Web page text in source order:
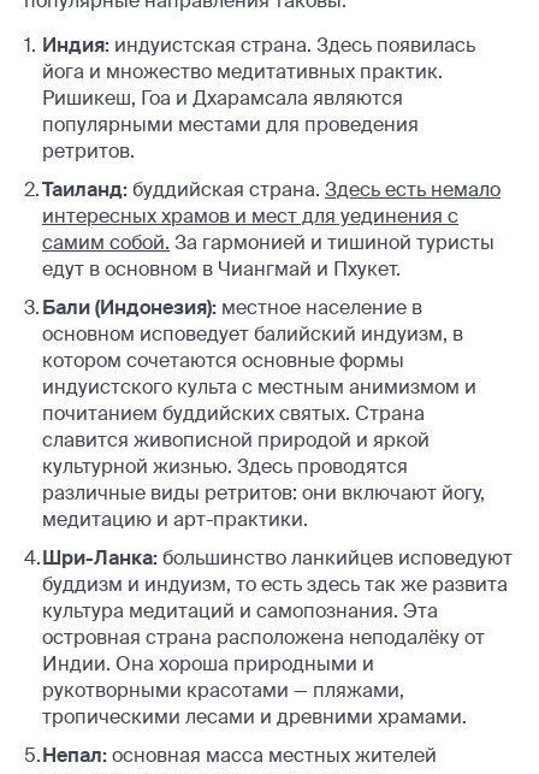
Индия: индуистская страна. Здесь появилась
йога и множество медитативных практик.
Ришикеш, Гоа и Дхарамсала являются
популярными местами для проведения
ретритов.
Таиланд:буддийская страна. Здесь есть немало
интересных храмов и мест для уединения с
самим собой. За гармонией и тишиной туристы
едут в основном в Чиангмай и Пхукет.
Бали (Индонезия): местное население в
основном исповедует балийский индуизм, в
котором сочетаются основные формы
индуистского культа с местным анимизмом и
почитанием буддийских святых. Страна
славится живописной природой и яркой
культурной жизнью. Здесь проводятся
различные виды ретритов: они включают йогу,
медитацию и арт-практики.
Шри-Ланка:большинство ланкийцев исповедуют
буддизм и индуизм, то есть здесь так же развита
культура медитаций и самопознания. Эта
островная страна расположена неподалёку от
Индии. Она хороша природными и
рукотворными красотами — пляжами,
тропическими лесами и древними храмами.
Непал:основная масса местных жителей